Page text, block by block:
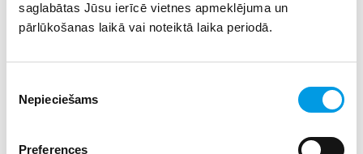
saglabātas Jūsu ierīcē vietnes apmeklējuma un
pārlūkošanas laikā vai noteiktā laika periodā.
izvēle
Nepieciešams
Preferences
Tāds pats piedāvājums attiecas arī uzDyson Corrale
taisnotāju, kas izmanto elastīgas plāksnes, lai pielāgotos
ar mazāku karstuma ietekmi.
SavukārtDyson Airwrap i.d.
ierīcēm
sniedzot iespēju izvēlēties modernus matu veidošanas